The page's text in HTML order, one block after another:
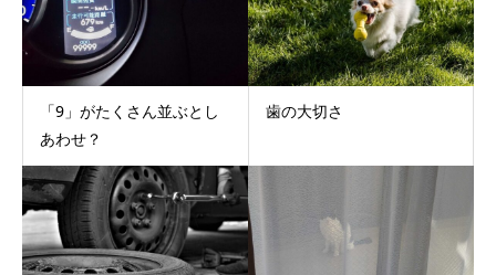
「9」がたくさん並ぶとし
あわせ？
歯の大切さ